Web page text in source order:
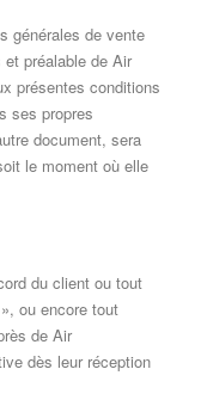
générales de vente
préalable de Air
présentes conditions
ses propres
document, sera
le moment où elle
du client ou tout
ou encore tout
de Air
dès leur réception